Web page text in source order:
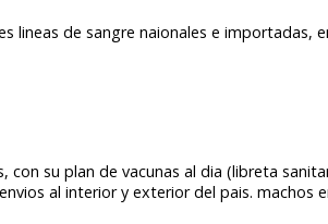
lineas de sangre naionales e importadas,
su plan de vacunas al dia (libreta
al interior y exterior del pais. machos